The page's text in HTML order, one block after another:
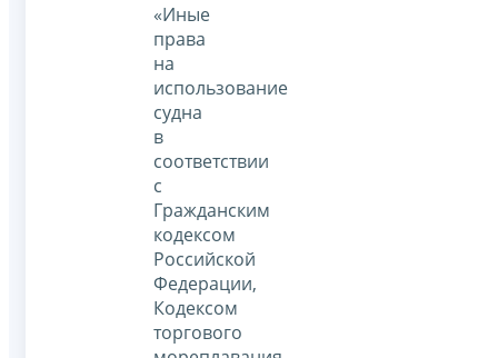
«Иные
права
на
использование
судна
в
соответствии
с
Гражданским
кодексом
Российской
Федерации,
Кодексом
торгового